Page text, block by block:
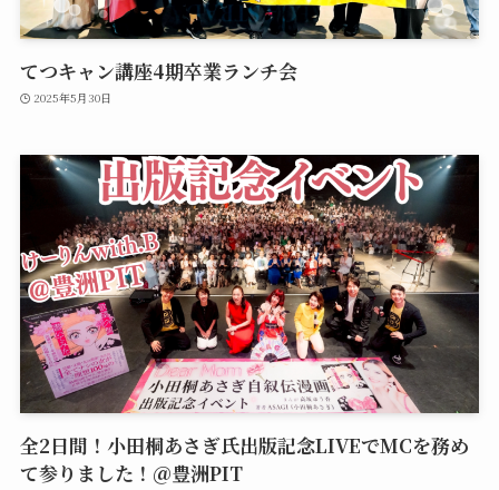
てつキャン講座4期卒業ランチ会
2025年5月30日
全2日間！小田桐あさぎ氏出版記念LIVEでMCを務め
て参りました！＠豊洲PIT